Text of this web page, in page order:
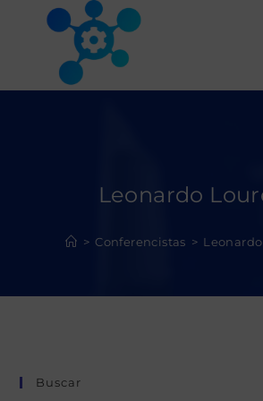
Leonardo
> Conferencistas >
Buscar